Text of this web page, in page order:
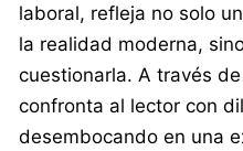
laboral, refleja no solo
la realidad moderna,
cuestionarla. A través
confronta al lector con
desembocando en una